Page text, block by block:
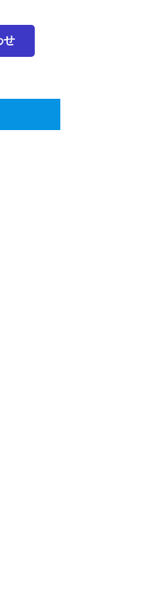
せ